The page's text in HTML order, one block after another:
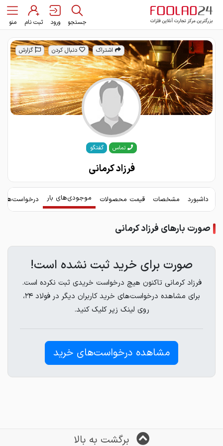
جستجو ورود ثبت نام منو
اشتراک دنبال کردن گزارش
تماس گفتگو
فرزاد کرمانی
داشبورد مشخصات قیمت محصولات موجودی‌های بار
صورت بارهای فرزاد کرمانی
صورت برای خرید ثبت نشده است!
فرزاد کرمانی تاکنون هیچ درخواست خریدی ثبت نکرده است.
برای مشاهده درخواست‌های خرید کاربران دیگر در فولاد ۲۴،
روی لینک زیر کلیک کنید.
مشاهده درخواست‌های خرید
برگشت به بالا